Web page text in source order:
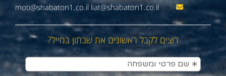
moti@shabaton1.co.il liat@shabaton1.co.il
רוצים לקבל ראשונים את שבתון במייל?